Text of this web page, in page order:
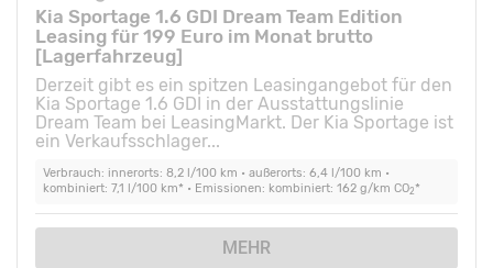
Kia Sportage 1.6 GDI Dream Team Edition
Leasing für 199 Euro im Monat brutto
[Lagerfahrzeug]
Derzeit gibt es ein spitzen Leasingangebot für den
Kia Sportage 1.6 GDI in der Ausstattungslinie
Dream Team bei LeasingMarkt. Der Kia Sportage ist
ein Verkaufsschlager...
Verbrauch: innerorts: 8,2 l/100 km • außerorts: 6,4 l/100 km •
kombiniert: 7,1 l/100 km* • Emissionen: kombiniert: 162 g/km CO2*
MEHR